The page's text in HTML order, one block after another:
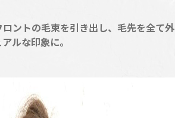
ントの毛束を引き出し、毛先を全て外
ルな印象に。